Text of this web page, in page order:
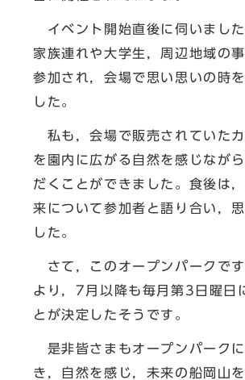
イベント開始直後に伺いまし
家族連れや大学生，周辺地域の
参加され，会場で思い思いの時
した。
私も，会場で販売されていた
を園内に広がる自然を感じなが
だくことができました。食後は
来について参加者と語り合い，
した。
さて，このオープンパークで
より，7月以降も毎月第3日曜日
とが決定したそうです。
是非皆さまもオープンパーク
き，自然を感じ，未来の船岡山